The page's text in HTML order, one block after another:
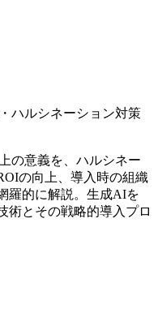
ハルシネーション対策
の意義を、ハルシネー
の向上、導入時の組織
羅的に解説。生成AIを
術とその戦略的導入プロ